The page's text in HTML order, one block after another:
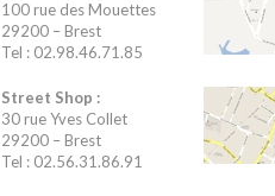
100 rue des Mouettes
29200 – Brest
Tel : 02.98.46.71.85
Street Shop :
30 rue Yves Collet
29200 – Brest
Tel : 02.56.31.86.91